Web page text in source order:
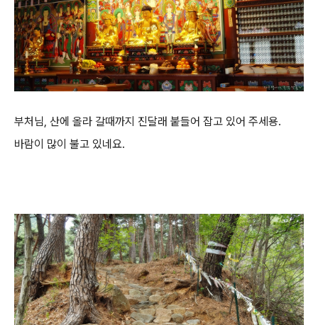
부처님, 산에 올라 갈때까지 진달래 붙들어 잡고 있어 주세용.
바람이 많이 불고 있네요.